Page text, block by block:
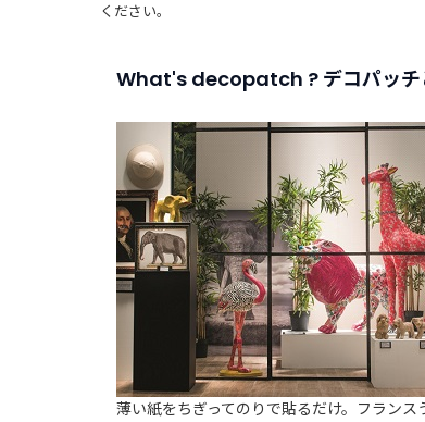
ください。
What's decopatch ? デコパッチ
薄い紙をちぎってのりで貼るだけ。フラン